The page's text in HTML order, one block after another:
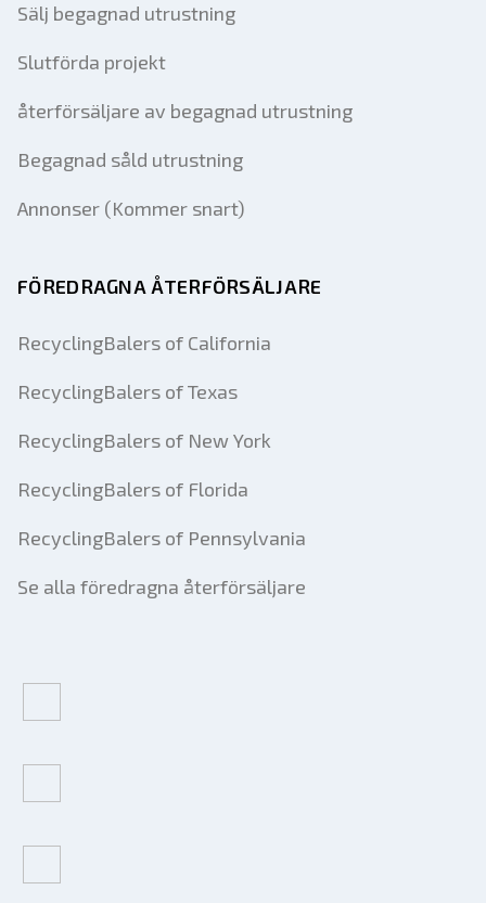
Sälj begagnad utrustning
Slutförda projekt
återförsäljare av begagnad utrustning
Begagnad såld utrustning
Annonser (Kommer snart)
FÖREDRAGNA ÅTERFÖRSÄLJARE
RecyclingBalers of California
RecyclingBalers of Texas
RecyclingBalers of New York
RecyclingBalers of Florida
RecyclingBalers of Pennsylvania
Se alla föredragna återförsäljare